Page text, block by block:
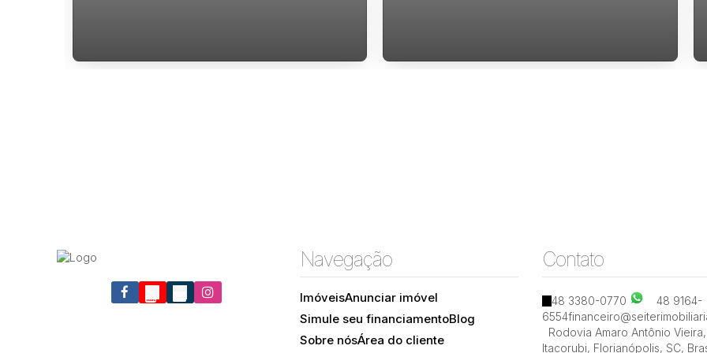
RUA ESTRELA DO MAR, 88061-350, Barra da Lagoa,
Trindade, Florianópolis, Santa Catarina, Brasil
Navegação
ImóveisAnunciar imóvel
Simule seu financiamentoBlog
Sobre nósÁrea do cliente
Contato
48 3380-0770
48 9164-
6554
Rodovia Amaro Antônio Vieira,
Itacorubi, Florianópolis, SC,